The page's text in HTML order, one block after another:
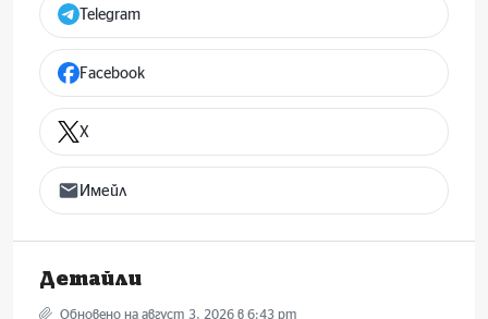
Telegram
Facebook
X
Имейл
Детайли
Обновено на август 3, 2026 в 6:43 pm